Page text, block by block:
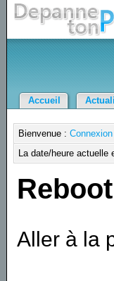
Accueil
Bienvenue :Connexion
La date/heure actuelle
Aller à la